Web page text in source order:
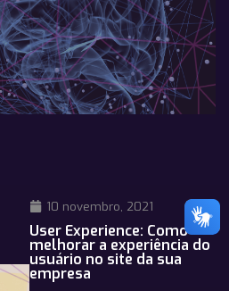
10 novembro, 2021
User Experience: Como
melhorar a experiência do
usuário no site da sua
empresa